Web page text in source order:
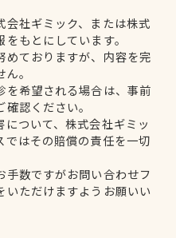
会社ギミック、または株式
もとにしています。
めておりますが、内容を完
。
を希望される場合は、事前
認ください。
ついて、株式会社ギミッ
ではその賠償の責任を一切
数ですがお問い合わせフ
いただけますようお願いい